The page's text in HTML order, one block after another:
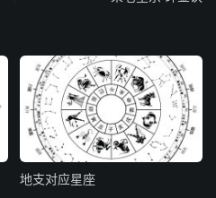
金命夭
纵犯凶星福亦坚。
必然夭死在童年。
宜守财帛
地支对应星座